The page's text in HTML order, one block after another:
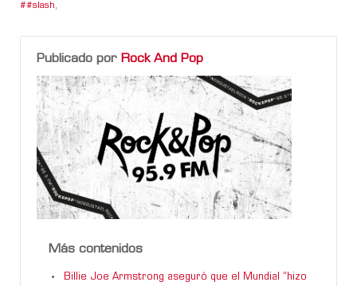
#slash,
Publicado por Rock And Pop
Más contenidos
Billie Joe Armstrong aseguró que el Mundial “hizo